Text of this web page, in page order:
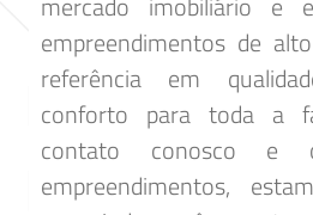
empreendimentos de
referência em
conforto para toda a
contato conosco e
empreendimentos,